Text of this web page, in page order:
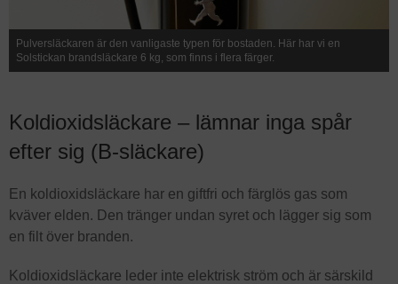
Pulversläckaren är den vanligaste typen för bostaden. Här har vi en
Solstickan brandsläckare 6 kg, som finns i flera färger.
Koldioxidsläckare – lämnar inga spår
efter sig (B-släckare)
En koldioxidsläckare har en giftfri och färglös gas som
kväver elden. Den tränger undan syret och lägger sig som
en filt över branden.
Koldioxidsläckare leder inte elektrisk ström och är särskild